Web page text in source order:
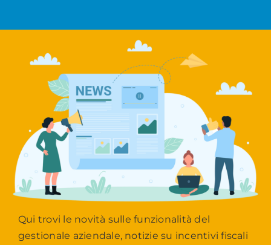
Qui trovi le novità sulle funzionalità del
gestionale aziendale, notizie su incentivi fiscali